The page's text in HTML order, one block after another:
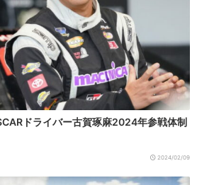
ドライバー古賀琢麻2024年参戦体制
2024/02/09